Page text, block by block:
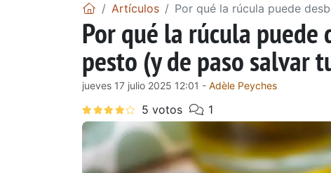
Artículos Por qué la rúcula puede
Por qué la rúcula puede
pesto (y de paso salvar
jueves 17 julio 2025 12:01 - Adèle Peyches